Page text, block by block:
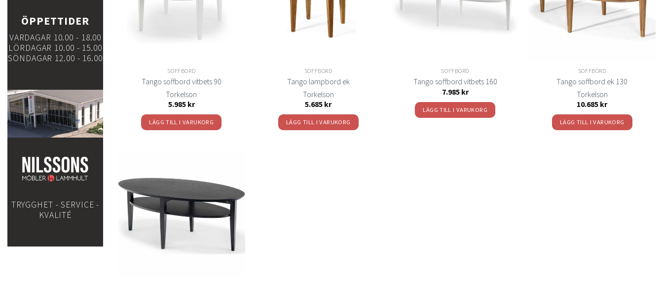
ÖPPETTIDER
VARDAGAR 10.00 - 18.00
LÖRDAGAR 10.00 - 15.00
SÖNDAGAR 12.00 - 16.00
TRYGGHET - SERVICE -
KVALITÉ
SOFFBORD
Tango soffbord vitbets 90
Torkelson
5.985 kr
LÄGG TILL I VARUKORG
SOFFBORD
Tango lampbord ek
Torkelson
5.685 kr
LÄGG TILL I VARUKORG
SOFFBORD
Tango soffbord vitbets 160
7.985 kr
LÄGG TILL I VARUKORG
SOFFBORD
Tango soffbord ek 130
Torkelson
10.685 kr
LÄGG TILL I VARUKORG
Lägg
till i
önskelistan